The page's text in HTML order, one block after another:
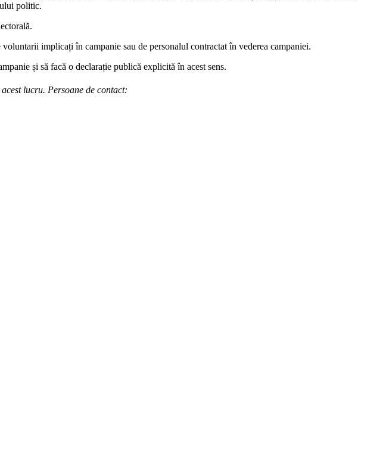
politic.
implicați în campanie sau de personalul contractat în vederea campaniei.
și să facă o declarație publică explicită în acest sens.
lucru. Persoane de contact: